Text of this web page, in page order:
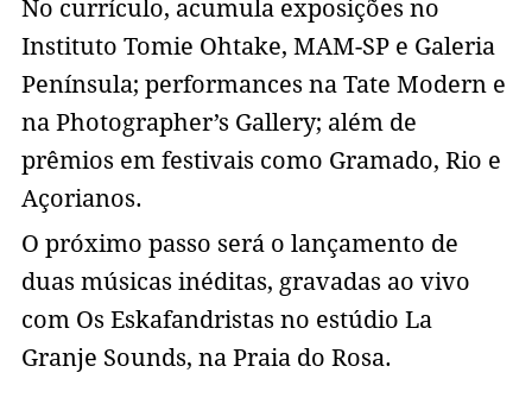
No currículo, acumula exposições no
Instituto Tomie Ohtake, MAM-SP e Galeria
Península; performances na Tate Modern e
na Photographer’s Gallery; além de
prêmios em festivais como Gramado, Rio e
Açorianos.
O próximo passo será o lançamento de
duas músicas inéditas, gravadas ao vivo
com Os Eskafandristas no estúdio La
Granje Sounds, na Praia do Rosa.